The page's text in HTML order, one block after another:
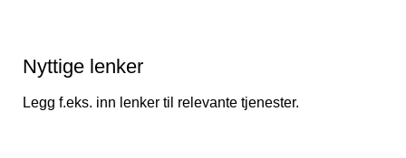
Nyttige lenker
Legg f.eks. inn lenker til relevante tjenester.